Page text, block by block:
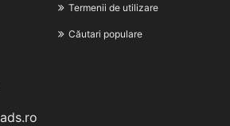
Termenii de utilizare
Căutari populare